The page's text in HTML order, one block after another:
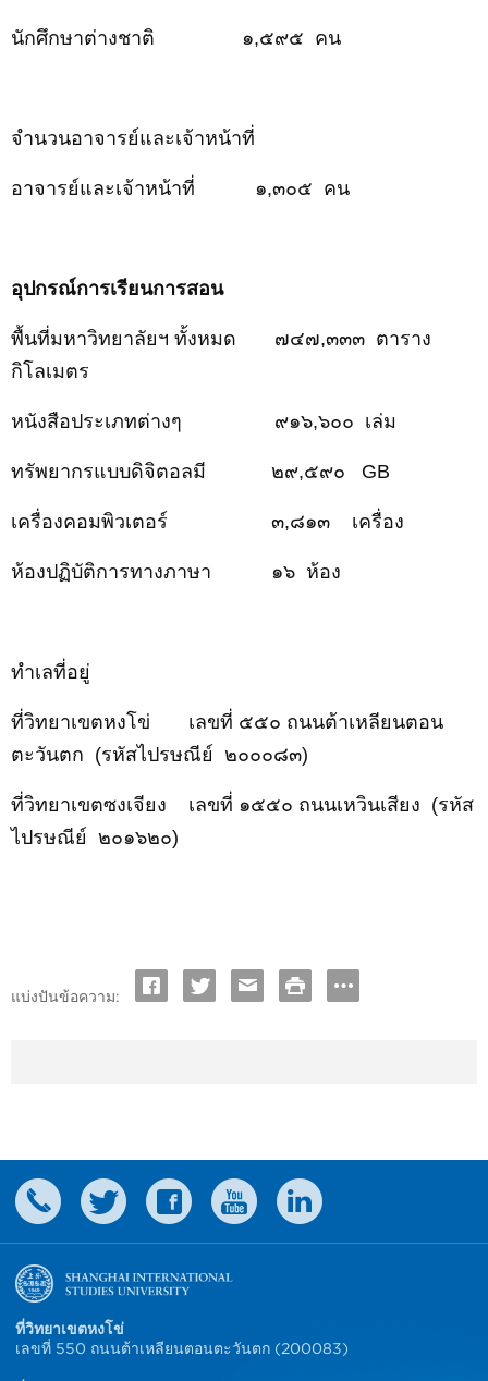
นักศึกษาต่างชาติ ๑,๕๙๕ คน
จำนวนอาจารย์และเจ้าหน้าที่
อาจารย์และเจ้าหน้าที่ ๑,๓๐๕ คน
อุปกรณ์การเรียนการสอน
พื้นที่มหาวิทยาลัยฯ ทั้งหมด ๗๔๗,๓๓๓ ตาราง
กิโลเมตร
หนังสือประเภทต่างๆ ๙๑๖,๖๐๐ เล่ม
ทรัพยากรแบบดิจิตอลมี ๒๙,๕๙๐ GB
เครื่องคอมพิวเตอร์ ๓,๘๑๓ เครื่อง
ห้องปฏิบัติการทางภาษา ๑๖ ห้อง
ทำเลที่อยู่
ที่วิทยาเขตหงโข่ เลขที่ ๕๕๐ ถนนต้าเหลียนตอน
ตะวันตก (รหัสไปรษณีย์ ๒๐๐๐๘๓)
ที่วิทยาเขตซงเจียง เลขที่ ๑๕๕๐ ถนนเหวินเสียง (รหัส
ไปรษณีย์ ๒๐๑๖๒๐)
แบ่งปันข้อความ:
ที่วิทยาเขตหงโข่
เลขที่ 550 ถนนต้าเหลียนตอนตะวันตก (200083)